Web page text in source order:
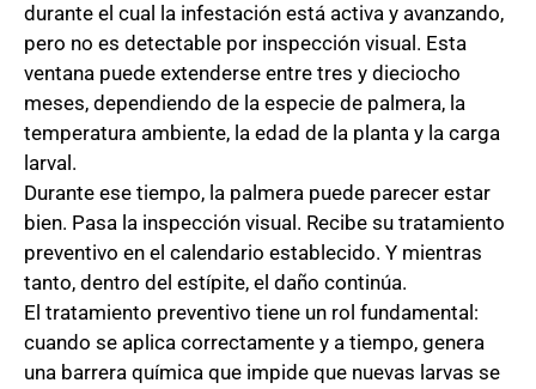
durante el cual la infestación está activa y avanzando,
pero no es detectable por inspección visual. Esta
ventana puede extenderse entre tres y dieciocho
meses, dependiendo de la especie de palmera, la
temperatura ambiente, la edad de la planta y la carga
larval.
Durante ese tiempo, la palmera puede parecer estar
bien. Pasa la inspección visual. Recibe su tratamiento
preventivo en el calendario establecido. Y mientras
tanto, dentro del estípite, el daño continúa.
El tratamiento preventivo tiene un rol fundamental:
cuando se aplica correctamente y a tiempo, genera
una barrera química que impide que nuevas larvas se